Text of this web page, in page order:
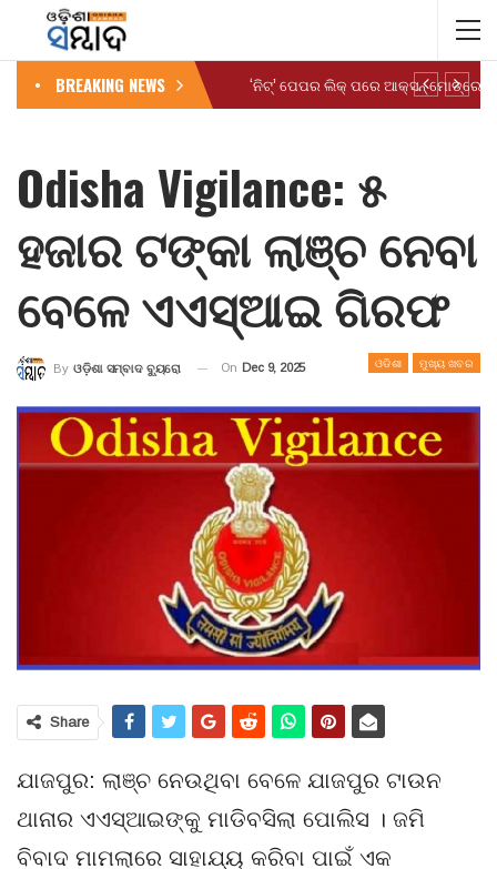
BREAKING NEWS
Odisha Vigilance: ୫
ହଜାର ଟଙ୍କା ଲାଞ୍ଚ ନେବା
ବେଳେ ଏଏସ୍‌ଆଇ ଗିରଫ
ଓଡିଶା ମୁଖ୍ୟ ଖବର
By ଓଡ଼ିଶା ସମ୍ବାଦ ବ୍ୟୁରୋ On Dec 9, 2025
Share
ଯାଜପୁର: ଲାଞ୍ଚ ନେଉଥିବା ବେଳେ ଯାଜପୁର ଟାଉନ
ଥାନାର ଏଏସ୍‌ଆଇଙ୍କୁ ମାଡିବସିଲା ପୋଲିସ । ଜମି
ବିବାଦ ମାମଲାରେ ସାହାଯ୍ୟ କରିବା ପାଇଁ ଏକ